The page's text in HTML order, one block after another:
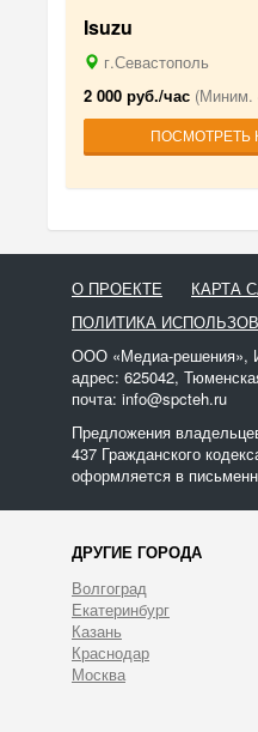
Isuzu
г.Севастополь
2 000 руб./час (Миним.
ПОСМОТРЕТЬ
О ПРОЕКТЕ КАРТА
ПОЛИТИКА
ООО «Медиа-решения»,
адрес: 625042,
почта: info@spcteh.ru
Предложения
437 Гражданского
оформляется в
ДРУГИЕ ГОРОДА
Волгоград
Екатеринбург
Казань
Краснодар
Москва